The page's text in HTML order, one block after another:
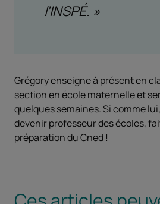
l’INSPÉ. »
Grégory enseigne à présent en
section en école maternelle et
quelques semaines. Si comme
devenir professeur des écoles,
préparation du Cned !